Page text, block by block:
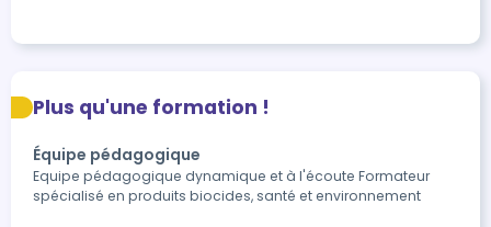
Plus qu'une formation !
Équipe pédagogique
Equipe pédagogique dynamique et à l'écoute Formateur
spécialisé en produits biocides, santé et environnement